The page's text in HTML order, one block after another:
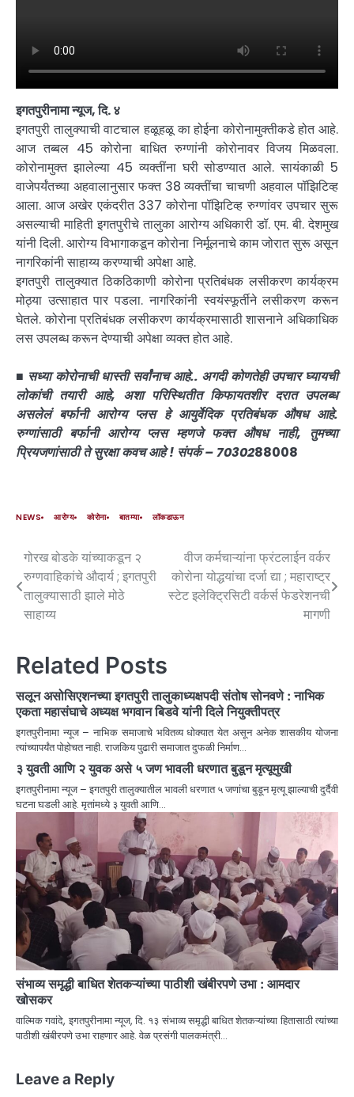
इगतपुरीनामा न्यूज, दि. ४
इगतपुरी तालुक्याची वाटचाल हळूहळू का होईना कोरोनामुक्तीकडे होत आहे.
आज तब्बल 45 कोरोना बाधित रुग्णांनी कोरोनावर विजय मिळवला.
कोरोनामुक्त झालेल्या 45 व्यक्तींना घरी सोडण्यात आले. सायंकाळी 5
वाजेपर्यंतच्या अहवालानुसार फक्त 38 व्यक्तींचा चाचणी अहवाल पॉझिटिव्ह
आला. आज अखेर एकंदरीत 337 कोरोना पॉझिटिव्ह रुग्णांवर उपचार सुरू
असल्याची माहिती इगतपुरीचे तालुका आरोग्य अधिकारी डॉ. एम. बी. देशमुख
यांनी दिली. आरोग्य विभागाकडून कोरोना निर्मूलनाचे काम जोरात सुरू असून
नागरिकांनी साहाय्य करण्याची अपेक्षा आहे.
इगतपुरी तालुक्यात ठिकठिकाणी कोरोना प्रतिबंधक लसीकरण कार्यक्रम
मोठ्या उत्साहात पार पडला. नागरिकांनी स्वयंस्फूर्तीने लसीकरण करून
घेतले. कोरोना प्रतिबंधक लसीकरण कार्यक्रमासाठी शासनाने अधिकाधिक
लस उपलब्ध करून देण्याची अपेक्षा व्यक्त होत आहे.
■ सध्या कोरोनाची धास्ती सर्वांनाच आहे.. अगदी कोणतेही उपचार घ्यायची
लोकांची तयारी आहे, अशा परिस्थितीत किफायतशीर दरात उपलब्ध
असलेलं बर्फानी आरोग्य प्लस हे आयुर्वेदिक प्रतिबंधक औषध आहे.
रुग्णांसाठी बर्फानी आरोग्य प्लस म्हणजे फक्त औषध नाही, तुमच्या
प्रियजणांसाठी ते सुरक्षा कवच आहे ! संपर्क – 7030288008
NEWS आरोग्य कोरोना बातम्या लॉकडाऊन
गोरख बोडके यांच्याकडून २
रुग्णवाहिकांचे औदार्य ; इगतपुरी
तालुक्यासाठी झाले मोठे
साहाय्य
वीज कर्मचाऱ्यांना फ्रंटलाईन वर्कर
कोरोना योद्धयांचा दर्जा द्या ; महाराष्ट्र
स्टेट इलेक्ट्रिसिटी वर्कर्स फेडरेशनची
मागणी
Related Posts
सलून असोसिएशनच्या इगतपुरी तालुकाध्यक्षपदी संतोष सोनवणे : नाभिक
एकता महासंघाचे अध्यक्ष भगवान बिडवे यांनी दिले नियुक्तीपत्र
इगतपुरीनामा न्यूज – नाभिक समाजाचे भवितव्य धोक्यात येत असून अनेक शासकीय योजना
त्यांच्यापर्यंत पोहोचत नाही. राजकिय पुढारी समाजात दुफळी निर्माण…
३ युवती आणि २ युवक असे ५ जण भावली धरणात बुडून मृत्यूमुखी
इगतपुरीनामा न्यूज – इगतपुरी तालुक्यातील भावली धरणात ५ जणांचा बुडून मृत्यू झाल्याची दुर्दैवी
घटना घडली आहे. मृतांमध्ये ३ युवती आणि…
संभाव्य समृद्धी बाधित शेतकऱ्यांच्या पाठीशी खंबीरपणे उभा : आमदार
खोसकर
वाल्मिक गवांदे, इगतपुरीनामा न्यूज, दि. १३ संभाव्य समृद्धी बाधित शेतकऱ्यांच्या हितासाठी त्यांच्या
पाठीशी खंबीरपणे उभा राहणार आहे. वेळ प्रसंगी पालकमंत्री…
Leave a Reply